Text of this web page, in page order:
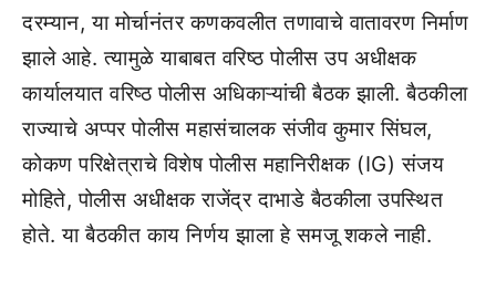
दरम्यान, या मोर्चानंतर कणकवलीत तणावाचे वातावरण निर्माण
झाले आहे. त्यामुळे याबाबत वरिष्ठ पोलीस उप अधीक्षक
कार्यालयात वरिष्ठ पोलीस अधिकाऱ्यांची बैठक झाली. बैठकीला
राज्याचे अप्पर पोलीस महासंचालक संजीव कुमार सिंघल,
कोकण परिक्षेत्राचे विशेष पोलीस महानिरीक्षक (IG) संजय
मोहिते, पोलीस अधीक्षक राजेंद्र दाभाडे बैठकीला उपस्थित
होते. या बैठकीत काय निर्णय झाला हे समजू शकले नाही.